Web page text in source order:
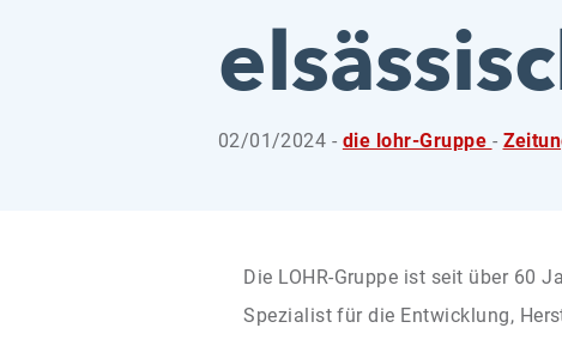
02/01/2024 - die lohr-Gruppe -
Die LOHR-Gruppe ist seit über 60
Spezialist für die Entwicklung,